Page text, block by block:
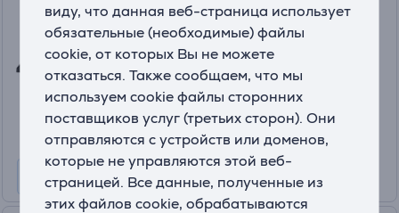
виду, что данная веб-страница использует
обязательные (необходимые) файлы
cookie, от которых Вы не можете
отказаться. Также сообщаем, что мы
используем cookie файлы сторонних
поставщиков услуг (третьих сторон). Они
отправляются с устройств или доменов,
которые не управляются этой веб-
страницей. Все данные, полученные из
этих файлов cookie, обрабатываются
3362934403089
На складе
Цена:
199.99 €
10 месяцев 22 €